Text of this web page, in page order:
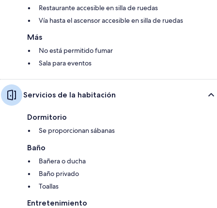
Restaurante accesible en silla de ruedas
Vía hasta el ascensor accesible en silla de ruedas
Más
No está permitido fumar
Sala para eventos
Servicios de la habitación
Dormitorio
Se proporcionan sábanas
Baño
Bañera o ducha
Baño privado
Toallas
Entretenimiento